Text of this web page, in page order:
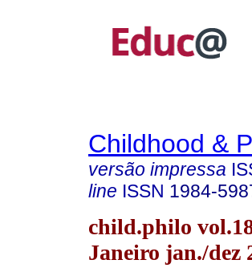
Childhood &
versão impressa
line ISSN 1984-
child.philo
Janeiro jan./dez